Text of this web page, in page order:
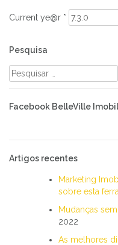
Current ye@r *
Pesquisa
Pesquisar
por:
Facebook BelleVille
Artigos recentes
Marketing
sobre esta
Mudanças
2022
As melhores